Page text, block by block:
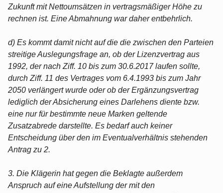
Zukunft mit Nettoumsätzen in vertragsmäßiger Höhe zu
rechnen ist. Eine Abmahnung war daher entbehrlich.
d) Es kommt damit nicht auf die die zwischen den Parteien
streitige Auslegungsfrage an, ob der Lizenzvertrag aus
1992, der nach Ziff. 10 bis zum 30.6.2017 laufen sollte,
durch Ziff. 11 des Vertrages vom 6.4.1993 bis zum Jahr
2050 verlängert wurde oder ob der Ergänzungsvertrag
lediglich der Absicherung eines Darlehens diente bzw.
eine nur für bestimmte neue Marken geltende
Zusatzabrede darstellte. Es bedarf auch keiner
Entscheidung über den im Eventualverhältnis stehenden
Antrag zu 2.
3. Die Klägerin hat gegen die Beklagte außerdem
Anspruch auf eine Aufstellung der mit den